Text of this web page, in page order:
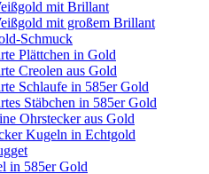
mit Brillant
mit großem Brillant
Schmuck
Plättchen in Gold
Creolen aus Gold
Schlaufe in 585er Gold
Stäbchen in 585er Gold
Ohrstecker aus Gold
Kugeln in Echtgold
in 585er Gold